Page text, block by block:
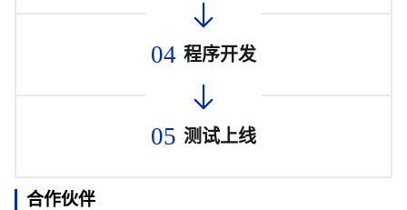
04 程序开发
05 测试上线
合作伙伴